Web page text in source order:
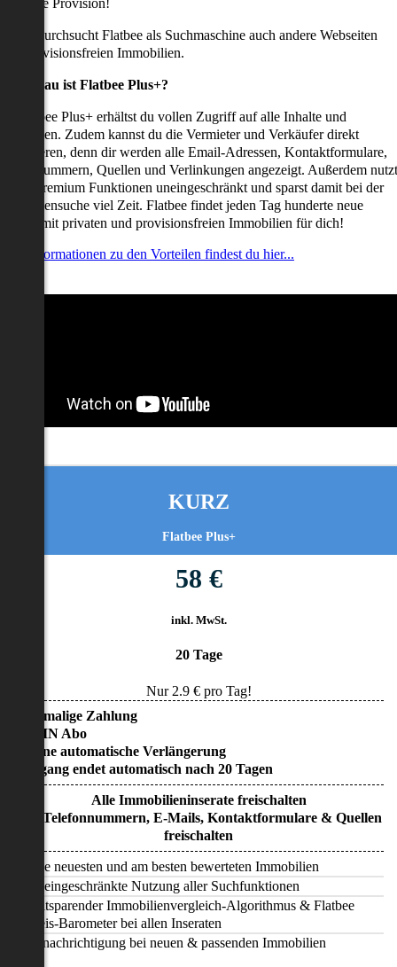
Provision!
durchsucht Flatbee als Suchmaschine auch andere Webseiten
provisionsfreien Immobilien.
genau ist Flatbee Plus+?
Flatbee Plus+ erhältst du vollen Zugriff auf alle Inhalte und
Zudem kannst du die Vermieter und Verkäufer direkt
denn dir werden alle Email-Adressen, Kontaktformulare,
Quellen und Verlinkungen angezeigt. Außerdem nutzt
alle Premium Funktionen uneingeschränkt und sparst damit bei der
viel Zeit. Flatbee findet jeden Tag hunderte neue
mit privaten und provisionsfreien Immobilien für dich!
Informationen zu den Vorteilen findest du hier...
KURZ
Flatbee Plus+
58 €
inkl. MwSt.
20 Tage
Nur 2.9€ pro Tag!
• Einmalige Zahlung
• KEIN Abo
• Keine automatische Verlängerung
• Zugang endet automatisch nach 20 Tagen
Alle Immobilieninserate freischalten
Alle Telefonnummern, E-Mails, Kontaktformulare & Quellen
freischalten
Alle neuesten und am besten bewerteten Immobilien
Uneingeschränkte Nutzung aller Suchfunktionen
Zeitsparender Immobilienvergleich-Algorithmus & Flatbee
Preis-Barometer bei allen Inseraten
Benachrichtigung bei neuen & passenden Immobilien